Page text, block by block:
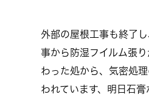
外部の屋根工事も終了
事から防湿フイルム張
わった処から、気密処
われています、明日石膏